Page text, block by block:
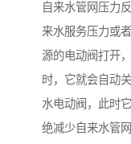
自来水管网压力
来水服务压力或
源的电动阀打开
时，它就会自动
水电动阀，此时
绝减少自来水管